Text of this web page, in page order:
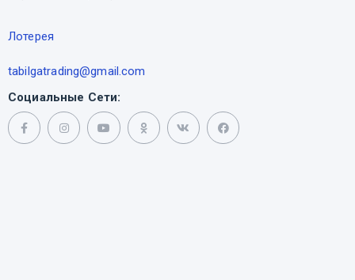
Лотерея
tabilgatrading@gmail.com
Социальные Сети: